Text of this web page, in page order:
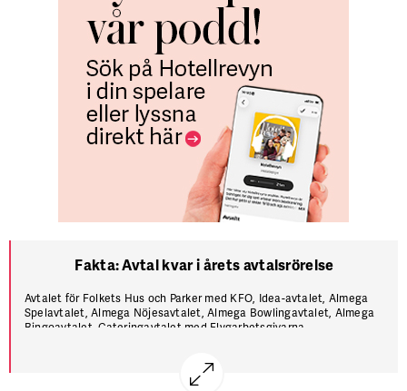
Fakta: Avtal kvar i årets avtalsrörelse
Avtalet för Folkets Hus och Parker med KFO, Idea-avtalet, Almega
Spelavtalet, Almega Nöjesavtalet, Almega Bowlingavtalet, Almega
Bingoavtalet, Cateringavtalet med Flygarbetsgivarna,